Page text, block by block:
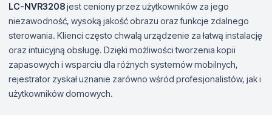
LC-NVR3208jest ceniony przez użytkowników za jego
niezawodność, wysoką jakość obrazu oraz funkcje zdalnego
sterowania. Klienci często chwalą urządzenie za łatwą instalację
oraz intuicyjną obsługę. Dzięki możliwości tworzenia kopii
zapasowych i wsparciu dla różnych systemów mobilnych,
rejestrator zyskał uznanie zarówno wśród profesjonalistów, jak i
użytkowników domowych.